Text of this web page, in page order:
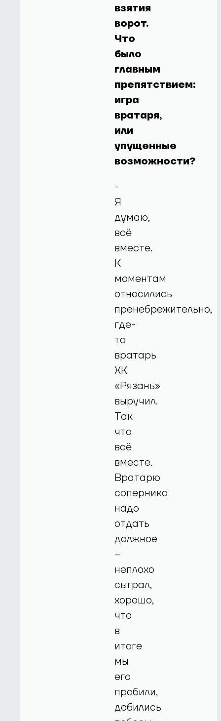
взятия
ворот.
Что
было
главным
препятствием:
игра
вратаря,
или
упущенные
возможности?
-
Я
думаю,
всё
вместе.
К
моментам
относились
пренебрежительно,
где-
то
вратарь
ХК
«Рязань»
выручил.
Так
что
всё
вместе.
Вратарю
соперника
надо
отдать
должное
–
неплохо
сыграл,
хорошо,
что
в
итоге
мы
его
пробили,
добились